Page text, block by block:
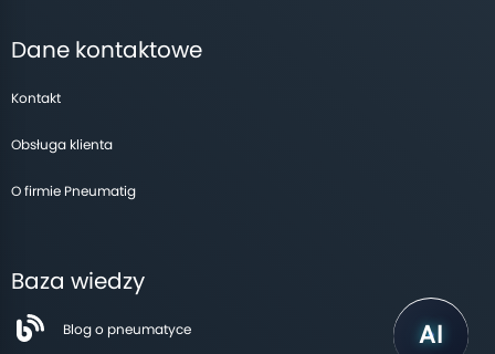
Dane kontaktowe
Kontakt
Obsługa klienta
O firmie Pneumatig
Baza wiedzy
Blog o pneumatyce